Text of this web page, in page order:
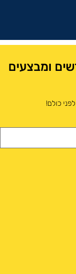
ומבצעים
כולם!